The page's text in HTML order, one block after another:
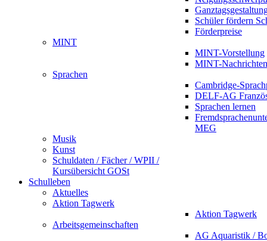
Schüler fördern
Förderpreise
MINT
MINT-Vorstellung
MINT-Nachrichten
Sprachen
Cambridge-
DELF-AG
Sprachen lernen
MEG
Musik
Kunst
Schuldaten / Fächer / WPII /
Kursübersicht GOSt
Schulleben
Aktuelles
Aktion Tagwerk
Aktion Tagwerk
Arbeitsgemeinschaften
AG Aquaristik /